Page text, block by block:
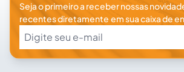
Seja o primeiro a receber nossas
recentes diretamente em sua caixa de